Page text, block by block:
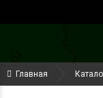
Главная